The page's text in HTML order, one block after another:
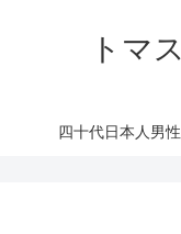
トマ
四十代日本人男